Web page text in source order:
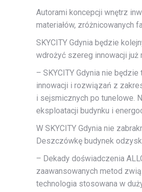
Autorami koncepcji wnętrz
materiałów, zróżnicowanych
SKYCITY Gdynia będzie
wdrożyć szereg innowacji już
– SKYCITY Gdynia nie
innowacji i rozwiązań z
i sejsmicznych po tunelowe.
eksploatacji budynku i
W SKYCITY Gdynia nie
Deszczówkę budynek
– Dekady doświadczenia
zaawansowanych metod
technologia stosowana w